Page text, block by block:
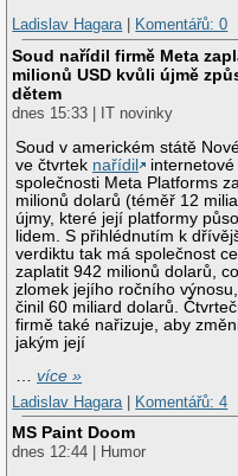
Ladislav Hagara| Komentářů: 0
Soud nařídil firmě Meta
milionů USD kvůli újmě
dětem
dnes 15:33 | IT novinky
Soud v americkém státě
ve čtvrtek nařídil
internetové
společnosti Meta Platforms
milionů dolarů (téměř 12
újmy, které její platformy
lidem. S přihlédnutím k
verdiktu tak má společnost
zaplatit 942 milionů dolarů,
zlomek jejího ročního
činil 60 miliard dolarů.
firmě také nařizuje, aby
jakým její
…více »
Ladislav Hagara
Komentářů: 4
MS Paint Doom
dnes 12:44 | Humor